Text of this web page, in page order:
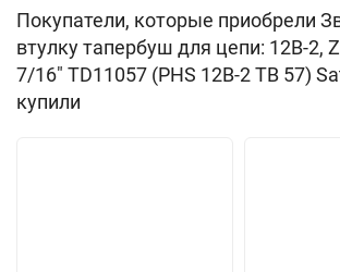
Покупатели, которые приобрели
втулку тапербуш для цепи: 12B-2,
7/16" TD11057 (PHS 12B-2 ТВ 57)
купили